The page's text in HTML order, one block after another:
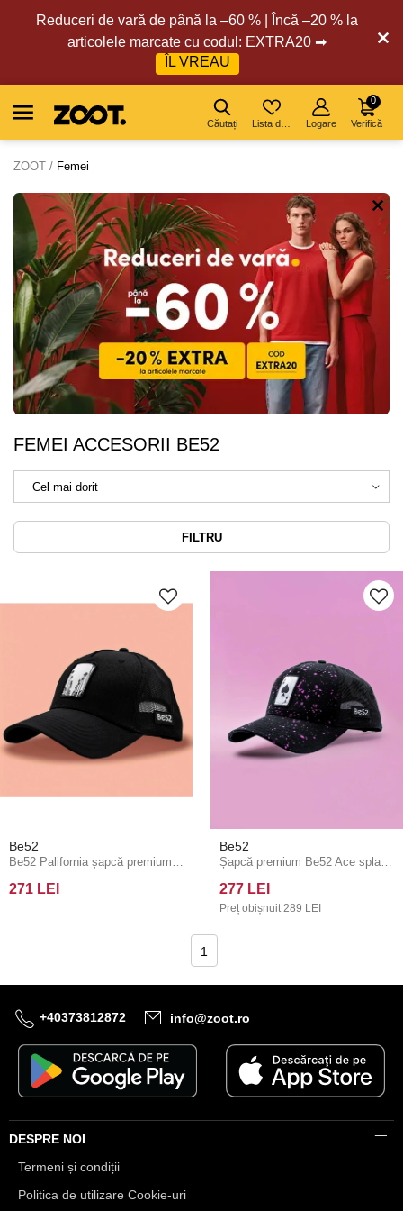
Reduceri de vară de până la –60 % | Încă –20 % la
articolele marcate cu codul: EXTRA20 ➡
ÎL VREAU
Căutați Logare Verifică
0
ZOOT Femei
FEMEI ACCESORII BE52
FILTRU
Be52
271 LEI
Be52
277 LEI
Preț obișnuit 289 LEI
1
+40373812872 info@zoot.ro
DESPRE NOI
Termeni și condiții
Politica de utilizare Cookie-uri